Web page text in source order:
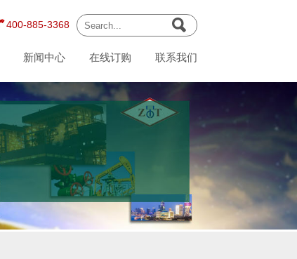
400-885-3368
新闻中心 在线订购 联系我们